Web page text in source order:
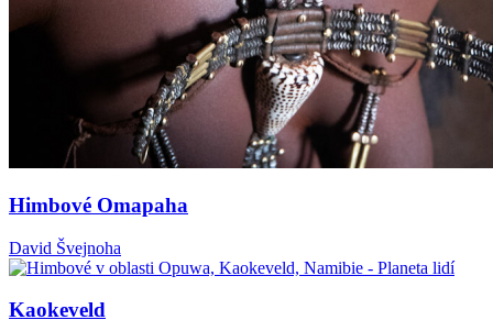
Himbové Omapaha
David Švejnoha
Kaokeveld